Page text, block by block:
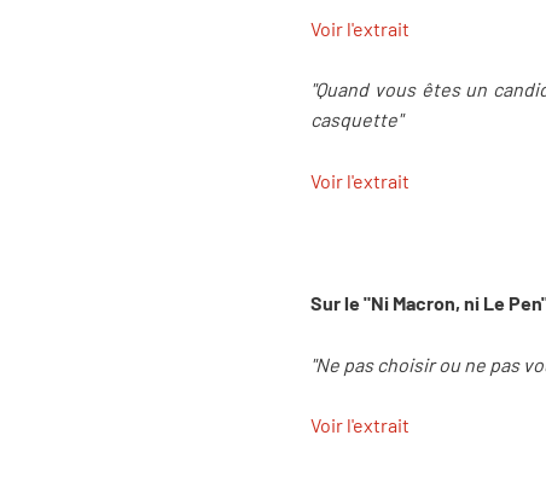
Voir l'extrait
"Quand vous êtes un
casquette"
Voir l'extrait
Sur le "Ni Macron, ni Le
"Ne pas choisir ou ne pas
Voir l'extrait